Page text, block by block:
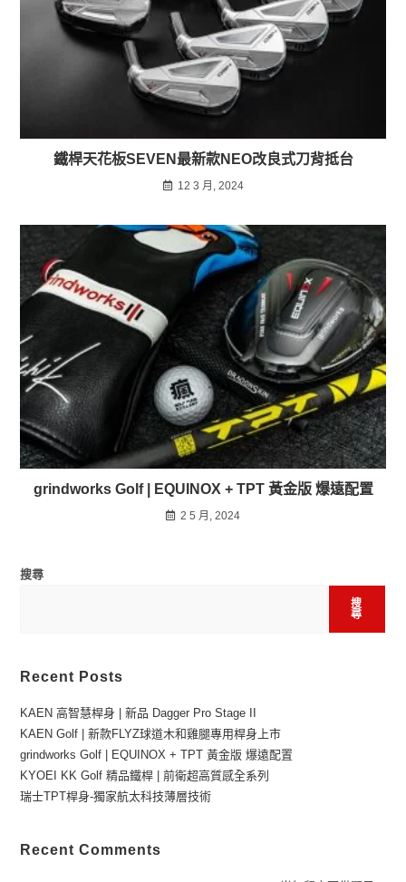
鐵桿天花板SEVEN最新款NEO改良式刀背抵台
12 3 月, 2024
grindworks Golf​ | EQUINOX + TPT 黃金版 爆遠配置
2 5 月, 2024
搜尋
搜
尋
Recent Posts
KAEN 高智慧桿身​ | 新品 Dagger Pro Stage II
KAEN Golf​ | 新款FLYZ球道木和雞腿專用桿身上市
grindworks Golf​ | EQUINOX + TPT 黃金版 爆遠配置
KYOEI KK Golf 精品鐵桿 | 前衛超高質感全系列
瑞士TPT桿身-獨家航太科技薄層技術
Recent Comments